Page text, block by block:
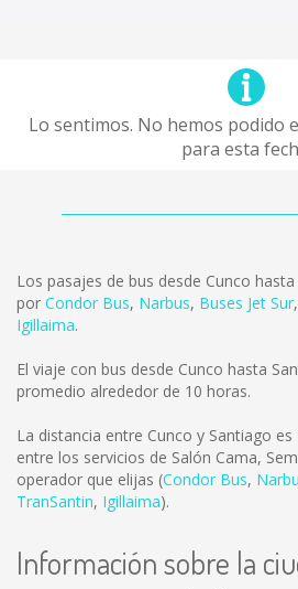
Lo sentimos. No hemos podido
para esta
Los pasajes de bus desde Cunco
por Condor Bus, Narbus, Buses Jet Sur,
Igillaima.
El viaje con bus desde Cunco hasta
promedio alrededor de 10 horas.
La distancia entre Cunco y Santiago es
entre los servicios de Salón Cama,
operador que elijas (Condor Bus,
TranSantin, Igillaima).
Información sobre la